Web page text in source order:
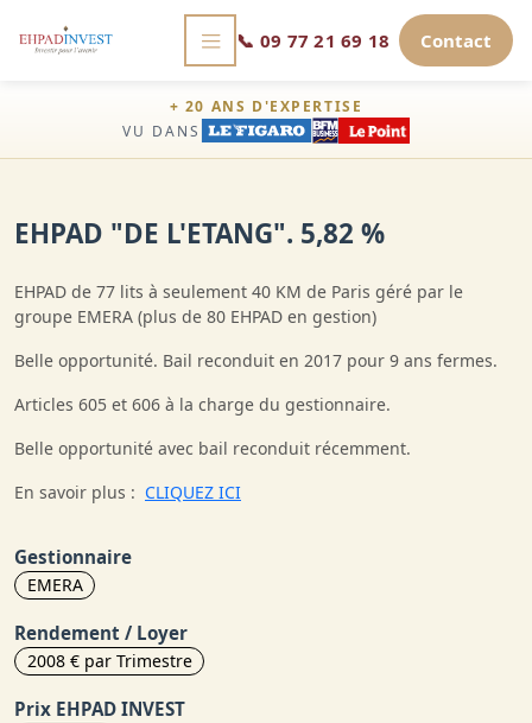
📞 09 77 21 69 18 Contact
+ 20 ANS D'EXPERTISE
VU DANS
EHPAD "DE L'ETANG". 5,82 %
EHPAD de 77 lits à seulement 40 KM de Paris géré par le
groupe EMERA (plus de 80 EHPAD en gestion)
Belle opportunité. Bail reconduit en 2017 pour 9 ans fermes.
Articles 605 et 606 à la charge du gestionnaire.
Belle opportunité avec bail reconduit récemment.
En savoir plus : CLIQUEZ ICI
Gestionnaire
EMERA
Rendement / Loyer
2008 € par Trimestre
Prix EHPAD INVEST